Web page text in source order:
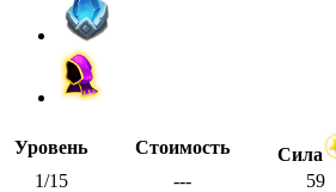
Уровень Стоимость Сила
1/15
--- 59